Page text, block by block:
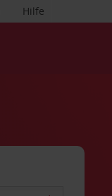
Hilfe